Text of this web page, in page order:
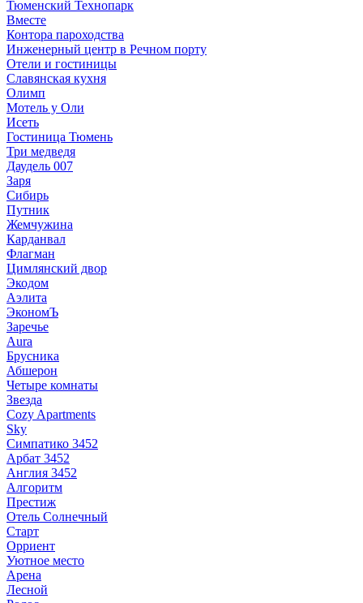
Тюменский Технопарк
Вместе
Контора пароходства
Инженерный центр в Речном порту
Отели и гостиницы
Славянская кухня
Олимп
Мотель у Оли
Исеть
Гостиница Тюмень
Три медведя
Даудель 007
Заря
Сибирь
Путник
Жемчужина
Карданвал
Флагман
Цимлянский двор
Экодом
Аэлита
ЭкономЪ
Заречье
Aura
Брусника
Абшерон
Четыре комнаты
Звезда
Cozy Apartments
Sky
Симпатико 3452
Арбат 3452
Англия 3452
Алгоритм
Престиж
Отель Солнечный
Старт
Орриент
Уютное место
Арена
Лесной